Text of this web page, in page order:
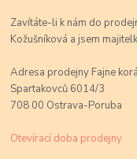
Zavítáte-li k nám do
Kožušníková a jsem
Adresa prodejny Fajne
Spartakovců 6014/3
708 00 Ostrava-Poruba
Otevírací doba prodejny